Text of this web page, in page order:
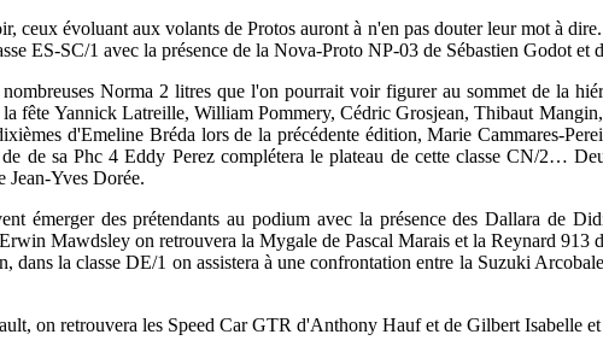
ceux évoluant aux volants de Protos auront à n'en pas douter leur mot à
ES-SC/1 avec la présence de la Nova-Proto NP-03 de Sébastien Godot
Norma 2 litres que l'on pourrait voir figurer au sommet de la
la fête Yannick Latreille, William Pommery, Cédric Grosjean, Thibaut
d'Emeline Bréda lors de la précédente édition, Marie Cammares-
de sa Phc 4 Eddy Perez complétera le plateau de cette classe CN/2…
Jean-Yves Dorée.
émerger des prétendants au podium avec la présence des Dallara de
Mawdsley on retrouvera la Mygale de Pascal Marais et la Reynard
dans la classe DE/1 on assistera à une confrontation entre la Suzuki
on retrouvera les Speed Car GTR d'Anthony Hauf et de Gilbert Isabelle